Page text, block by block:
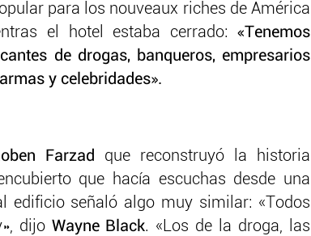
para los nouveaux riches de América
el hotel estaba cerrado: «Tenemos
de drogas, banqueros, empresarios
y celebridades».
Farzad que reconstruyó la historia
que hacía escuchas desde una
edificio señaló algo muy similar: «Todos
dijo Wayne Black. «Los de la droga, las